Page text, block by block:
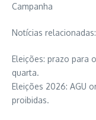
Campanha
Notícias relacionadas:
Eleições: prazo para
quarta.
Eleições 2026: AGU
proibidas.